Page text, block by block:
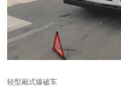
轻型厢式爆破车​